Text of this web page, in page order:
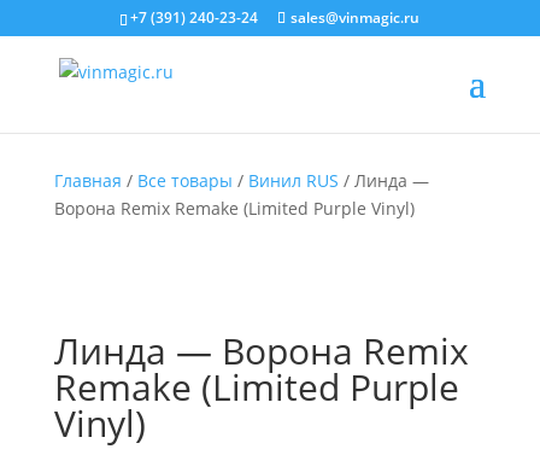
+7 (391) 240-23-24 sales@vinmagic.ru
Главная / Все товары / Винил RUS / Линда —
Ворона Remix Remake (Limited Purple Vinyl)
Линда — Ворона Remix
Remake (Limited Purple
Vinyl)